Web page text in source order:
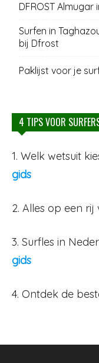
DFROST
Surfen in
bij Dfrost
Paklijst voor je
4 TIPS VOOR
1. Welk wetsuit
gids
2. Alles op een
3. Surfles in
gids
4. Ontdek de